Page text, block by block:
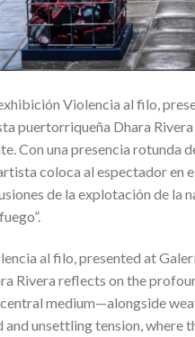
Violencia al filo,
puertorriqueña Dhara
Con una presencia rotunda
coloca al espectador en
de la explotación de la
al filo, presented at
Rivera reflects on the
medium—alongside
and unsettling tension,